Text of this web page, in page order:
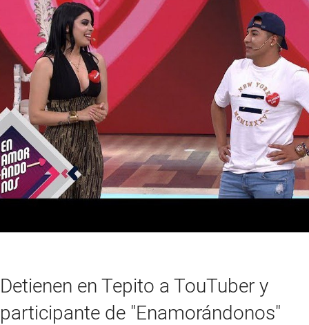
Detienen en Tepito a TouTuber y
participante de "Enamorándonos"